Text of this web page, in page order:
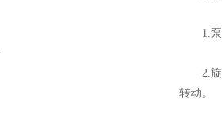
1.泵体
2.旋流
转动。